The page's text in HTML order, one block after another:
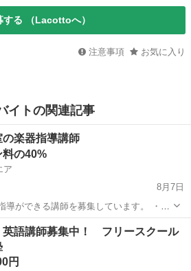
する （Lacottoへ）
注意事項 お気に入り
イトの関連記事
楽器指導講師
料の40%
ア
8月7日
導ができる講師を募集しています。 ・木
、クラリネット、サックスなど） ・弦楽
、チェロ、コントラバスなど） ※上記以
...
教育 音楽教室
語講師募集中！ フリースクール
円